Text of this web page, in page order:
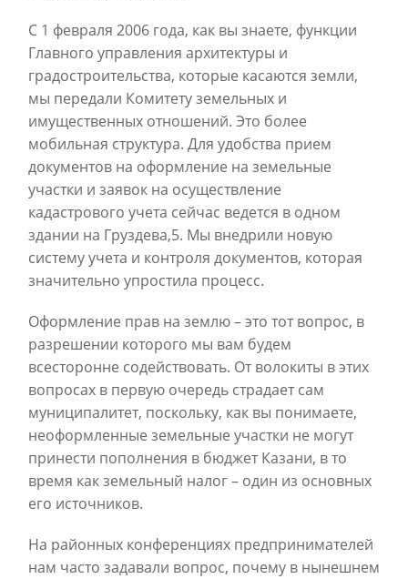
С 1 февраля 2006 года, как вы знаете, функции
Главного управления архитектуры и
градостроительства, которые касаются земли,
мы передали Комитету земельных и
имущественных отношений. Это более
мобильная структура. Для удобства прием
документов на оформление на земельные
участки и заявок на осуществление
кадастрового учета сейчас ведется в одном
здании на Груздева,5. Мы внедрили новую
систему учета и контроля документов, которая
значительно упростила процесс.
Оформление прав на землю – это тот вопрос, в
разрешении которого мы вам будем
всесторонне содействовать. От волокиты в этих
вопросах в первую очередь страдает сам
муниципалитет, поскольку, как вы понимаете,
неоформленные земельные участки не могут
принести пополнения в бюджет Казани, в то
время как земельный налог– один из основных
его источников.
На районных конференциях предпринимателей
нам часто задавали вопрос, почему в нынешнем